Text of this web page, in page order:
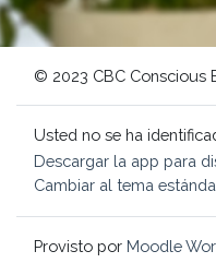
© 2023 CBC Conscious
Usted no se ha
Descargar la app para
Cambiar al tema
Provisto por Moodle